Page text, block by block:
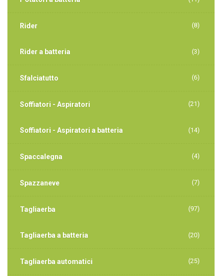
Rider (8)
Rider a batteria (3)
Sfalciatutto (6)
Soffiatori - Aspiratori (21)
Soffiatori - Aspiratori a batteria (14)
Spaccalegna (4)
Spazzaneve (7)
Tagliaerba (97)
Tagliaerba a batteria (20)
Tagliaerba automatici (25)